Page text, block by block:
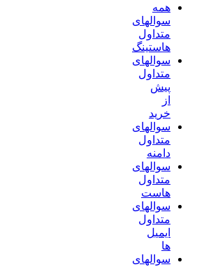
همه
سوالهای
متداول
هاستینگ
سوالهای
متداول
پیش
از
خرید
سوالهای
متداول
دامنه
سوالهای
متداول
هاست
سوالهای
متداول
ایمیل
ها
سوالهای